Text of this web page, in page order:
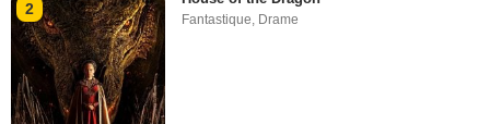
2
Fantastique, Drame